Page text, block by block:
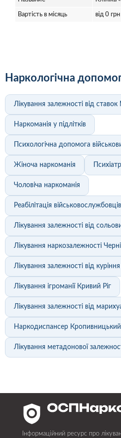
Вартість в місяць від 0 грн
Наркологічна
Лікування залежності від ставок
Наркоманія у підлітків
Психологічна допомога
Жіноча наркоманія
Чоловіча наркоманія
Реабілітація
Лікування залежності від
Лікування наркозалежності
Лікування залежності від
Лікування ігроманії Кривий Ріг
Лікування залежності від
Наркодиспансер Кропивницький
Лікування метадонової
Інформаційний ресурс про